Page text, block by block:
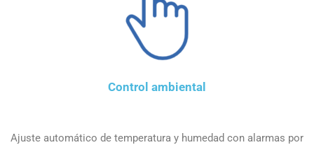
Control ambiental
Ajuste automático de temperatura y humedad con alarmas por